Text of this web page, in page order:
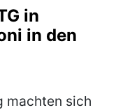
in
in den
machten sich